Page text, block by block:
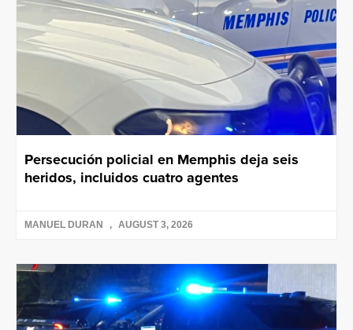
Persecución policial en Memphis deja seis
heridos, incluidos cuatro agentes
MANUEL DURAN AUGUST 3, 2026